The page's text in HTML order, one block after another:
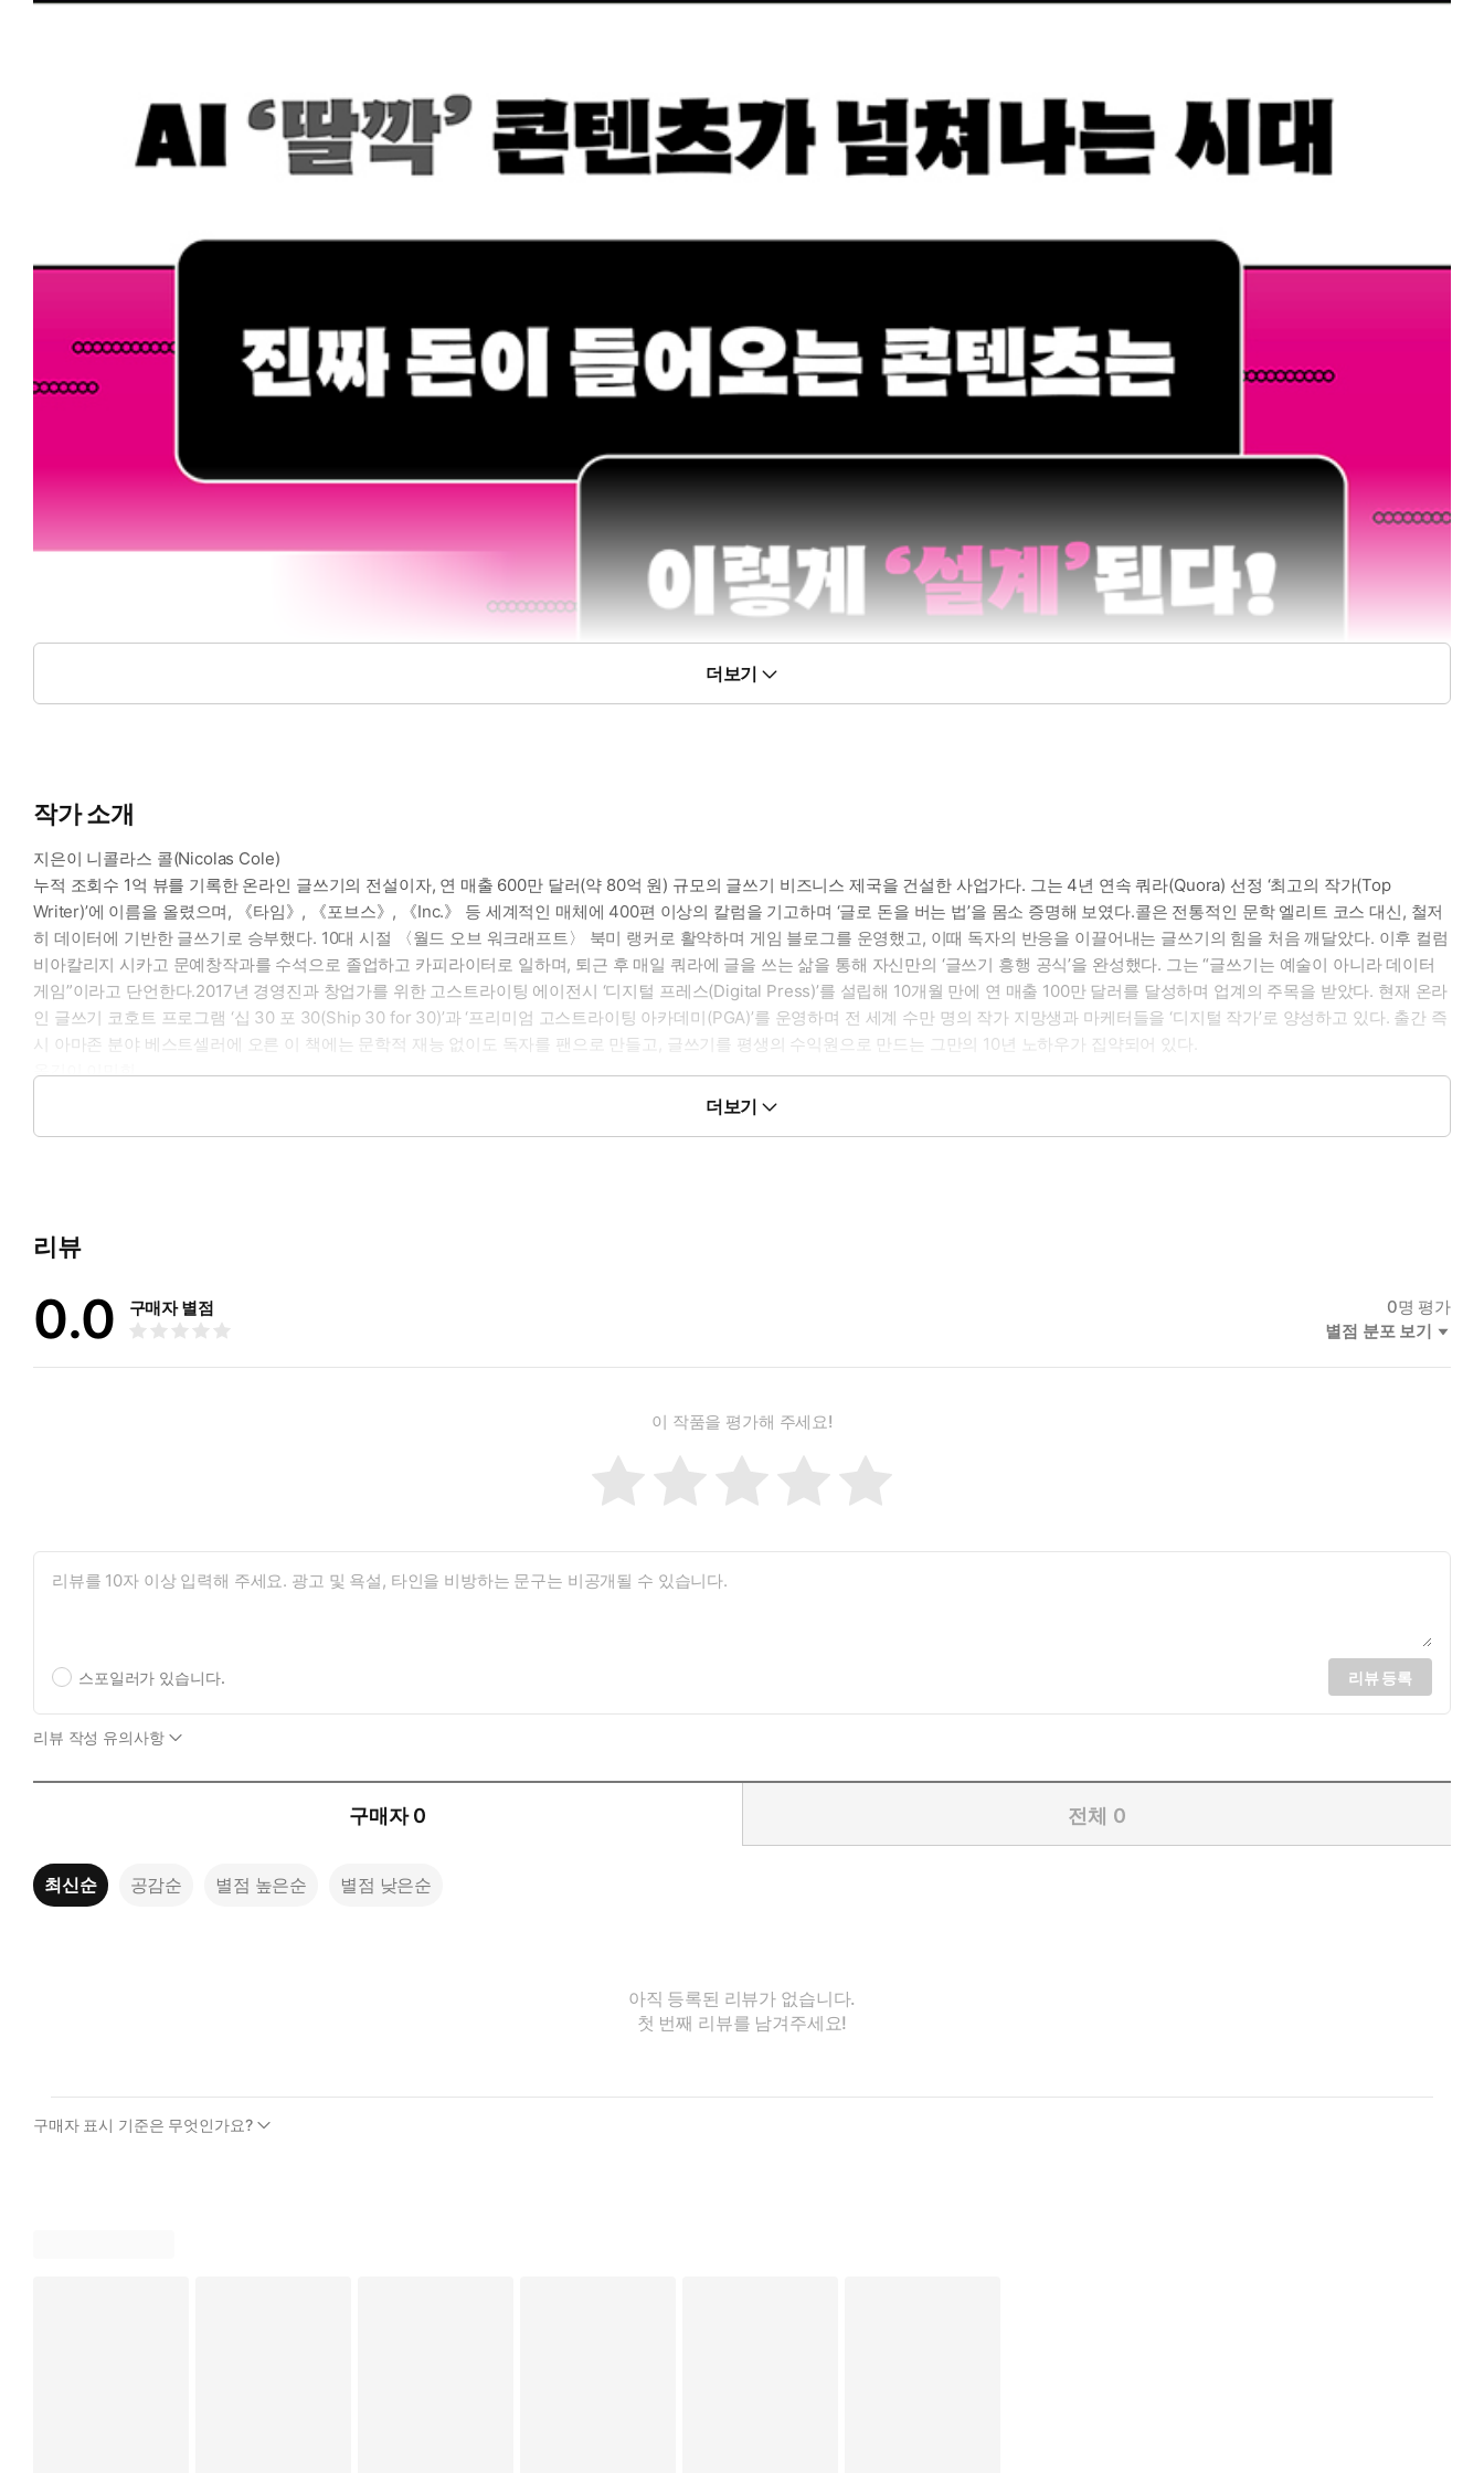
더보기
작가 소개
지은이 니콜라스 콜(Nicolas Cole)
누적 조회수 1억 뷰를 기록한 온라인 글쓰기의 전설이자, 연 매출 600만 달러(약 80억 원) 규모의 글쓰기 비즈니스 제국을 건설한 사업가다. 그는 4년 연속 쿼라(Quora) 선정 ‘최고의 작가(Top
Writer)’에 이름을 올렸으며, 《타임》, 《포브스》, 《Inc.》 등 세계적인 매체에 400편 이상의 칼럼을 기고하며 ‘글로 돈을 버는 법’을 몸소 증명해 보였다.콜은 전통적인 문학 엘리트 코스 대신, 철저
히 데이터에 기반한 글쓰기로 승부했다. 10대 시절 〈월드 오브 워크래프트〉 북미 랭커로 활약하며 게임 블로그를 운영했고, 이때 독자의 반응을 이끌어내는 글쓰기의 힘을 처음 깨달았다. 이후 컬럼
비아칼리지 시카고 문예창작과를 수석으로 졸업하고 카피라이터로 일하며, 퇴근 후 매일 쿼라에 글을 쓰는 삶을 통해 자신만의 ‘글쓰기 흥행 공식’을 완성했다. 그는 “글쓰기는 예술이 아니라 데이터
게임”이라고 단언한다.2017년 경영진과 창업가를 위한 고스트라이팅 에이전시 ‘디지털 프레스(Digital Press)’를 설립해 10개월 만에 연 매출 100만 달러를 달성하며 업계의 주목을 받았다. 현재 온라
인 글쓰기 코호트 프로그램 ‘십 30 포 30(Ship 30 for 30)’과 ‘프리미엄 고스트라이팅 아카데미(PGA)’를 운영하며 전 세계 수만 명의 작가 지망생과 마케터들을 ‘디지털 작가’로 양성하고 있다. 출간 즉
시 아마존 분야 베스트셀러에 오른 이 책에는 문학적 재능 없이도 독자를 팬으로 만들고, 글쓰기를 평생의 수익원으로 만드는 그만의 10년 노하우가 집약되어 있다.
옮긴이 이민희
충실하게 듣고 능숙하게 전달하는 사람이 되고 싶은 번역가. 늘 가장 좋은 해석을 꿈꾼다. 옮긴 책으로 『무기가 되는 시스템』, 『사람들이 내 말에 집중하기 시작했다』, 『마지막 부의 공식』 등이
더보기
리뷰
0.0 구매자 별점 0명 평가
별점 분포 보기
이 작품을 평가해 주세요!
스포일러가 있습니다. 리뷰 등록
리뷰 작성 유의사항
구매자 0 전체 0
최신순 공감순 별점 높은순 별점 낮은순
아직 등록된 리뷰가 없습니다.
첫 번째 리뷰를 남겨주세요!
구매자 표시 기준은 무엇인가요?